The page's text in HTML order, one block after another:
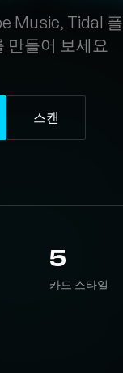
Music, Tidal
만들어 보세요
스캔
5
카드 스타일